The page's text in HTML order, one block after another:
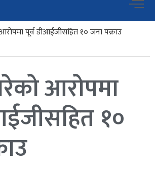
पूर्व डीआईजीसहित १० जना पक्राउ
आरोपमा
१०